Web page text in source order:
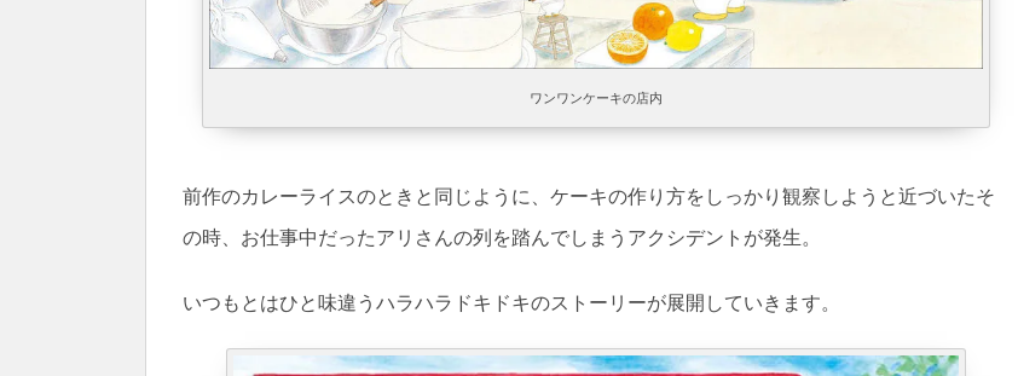
ワンワンケーキの店内
前作のカレーライスのときと同じように、ケーキの作り方をしっかり観察しようと近づいたそ
の時、お仕事中だったアリさんの列を踏んでしまうアクシデントが発生。
いつもとはひと味違うハラハラドキドキのストーリーが展開していきます。